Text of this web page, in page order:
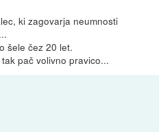
ki zagovarja neumnosti
šele čez 20 let.
pač volivno pravico...